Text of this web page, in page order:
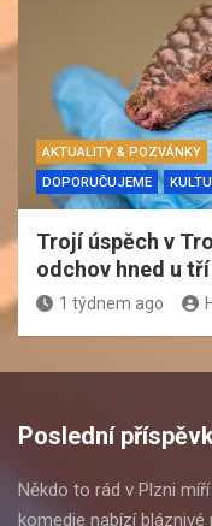
AKTUALITY & POZVÁNKY
DOPORUČUJEME
Trojí úspěch v
odchov hned u
1 týdnem ago
Poslední
Někdo to rád v Plzni
komedie nabízí bláznivé